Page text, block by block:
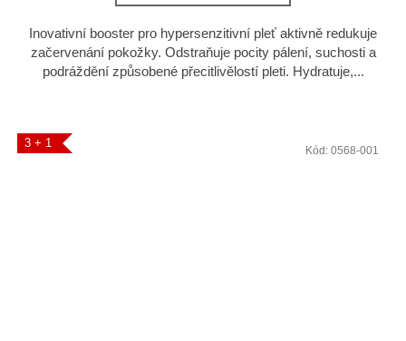
Inovativní booster pro hypersenzitivní pleť aktivně redukuje
začervenání pokožky. Odstraňuje pocity pálení, suchosti a
podráždění způsobené přecitlivělostí pleti. Hydratuje,...
3 + 1
Kód: 0568-001